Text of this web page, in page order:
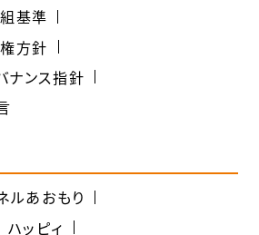
基準
方針
ナンス指針
ルあおもり
ハッピィ